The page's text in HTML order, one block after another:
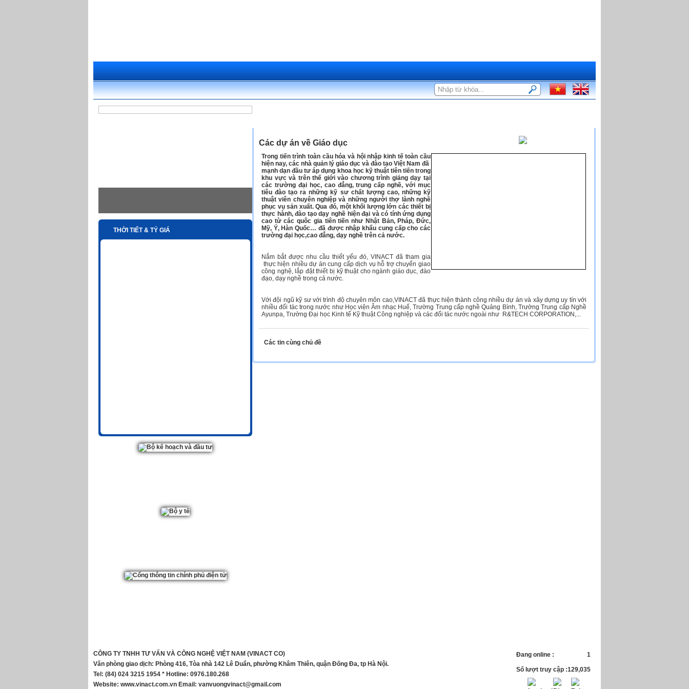
THỜI TIẾT & TỶ GIÁ
Các dự án về Giáo dục
Trong tiến trình toàn cầu hóa và hội nhập kinh tế toàn cầu
hiện nay, các nhà quản lý giáo dục và đào tạo Việt Nam đã
mạnh dạn đầu tư áp dụng khoa học kỹ thuật tiên tiến trong
khu vực và trên thế giới vào chương trình giảng dạy tại
các trường đại học, cao đẳng, trung cấp nghề, với mục
tiêu đào tạo ra những kỹ sư chất lượng cao, những kỹ
thuật viên chuyên nghiệp và những người thợ lành nghề
phục vụ sản xuất. Qua đó, một khối lượng lớn các thiết bị
thực hành, đào tạo dạy nghề hiện đại và có tính ứng dụng
cao từ các quôc gia tiên tiến như Nhật Bản, Pháp, Đức,
Mỹ, Ý, Hàn Quốc… đã được nhập khẩu cung cấp cho các
trường đại học,cao đẳng, dạy nghề trên cả nước.
Nắm bắt được nhu cầu thiết yếu đó, VINACT đã tham gia
thực hiện nhiều dự án cung cấp dịch vụ hỗ trợ chuyển giao
công nghệ, lắp đặt thiết bị kỹ thuật cho ngành giáo dục, đào
đạo, dạy nghề trong cả nước.
Với đội ngũ kỹ sư với trình độ chuyên môn cao,VINACT đã thực hiện thành công nhiều dự án và xây dựng uy tín với
nhiều đối tác trong nước như Học viện Âm nhạc Huế, Trường Trung cấp nghề Quảng Bình, Trường Trung cấp Nghề
Ayunpa, Trường Đại học Kinh tế Kỹ thuật Công nghiệp và các đối tác nước ngoài như R&TECH CORPORATION,...
Các tin cùng chủ đề
CÔNG TY TNHH TƯ VẤN VÀ CÔNG NGHỆ VIỆT NAM (VINACT CO)
Văn phòng giao dịch: Phòng 416, Tòa nhà 142 Lê Duẩn, phường Khâm Thiên, quận Đống Đa, tp Hà Nội.
Tel: (84) 024 3215 1954 * Hotline: 0976.180.268
Website: www.vinact.com.vn Email: vanvuongvinact@gmail.com
Đang online : 1
Số lượt truy cập :129,035